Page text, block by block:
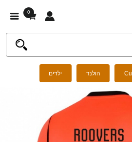
0
הולנד ילדים